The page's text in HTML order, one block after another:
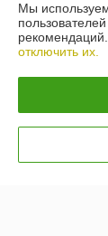
Доставка и
График
Политика
Мы
рекомендаций.
отключить их.